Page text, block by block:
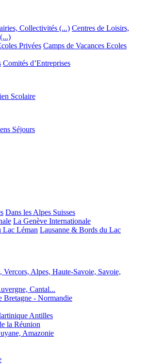
Collectivités (...) Centres de Loisirs,
Privées Camps de Vacances Ecoles
Comités d’Entreprises
Scolaire
Séjours
Dans les Alpes Suisses
La Genève Internationale
Lac Léman Lausanne & Bords du Lac
Vercors, Alpes, Haute-Savoie, Savoie,
Cantal...
Bretagne - Normandie
Antilles
la Réunion
Amazonie